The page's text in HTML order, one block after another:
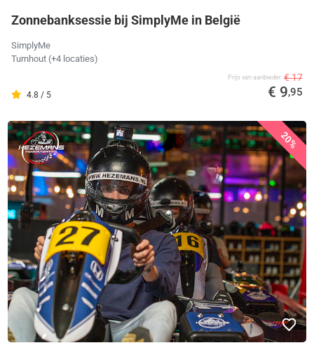
Zonnebanksessie bij SimplyMe in België
SimplyMe
Turnhout (+4 locaties)
4.8 / 5
Prijs van aanbieder € 17
€ 9,95
20%